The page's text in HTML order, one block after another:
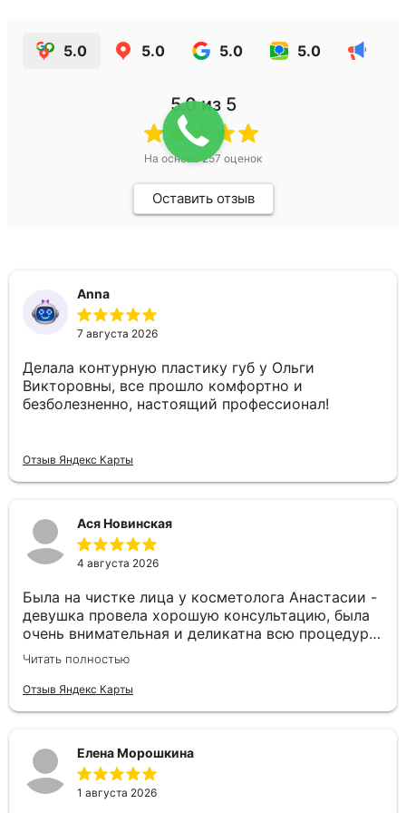
5.0 5.0 5.0 5.0
5.0из 5
На основе257 оценок
Оставить отзыв
Anna
7 августа 2026
Делала контурную пластику губ у Ольги
Викторовны, все прошло комфортно и
безболезненно, настоящий профессионал!
Отзыв Яндекс Карты
Ася Новинская
4 августа 2026
Была на чистке лица у косметолога Анастасии -
девушка провела хорошую консультацию, была
очень внимательная и деликатна всю процедуру
Я тяжело переношу болевые ощущения -
Анастасия меня поддержала, дала мягкие
шарики, что намного облегчило мое состояния
Читать полностью
Отзыв Яндекс Карты
Елена Морошкина
1 августа 2026